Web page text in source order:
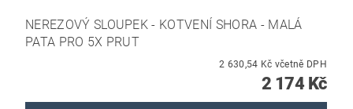
NEREZOVÝ SLOUPEK - KOTVENÍ SHORA - MALÁ
PATA PRO 5X PRUT
2 630,54 Kč včetně DPH
2 174 Kč